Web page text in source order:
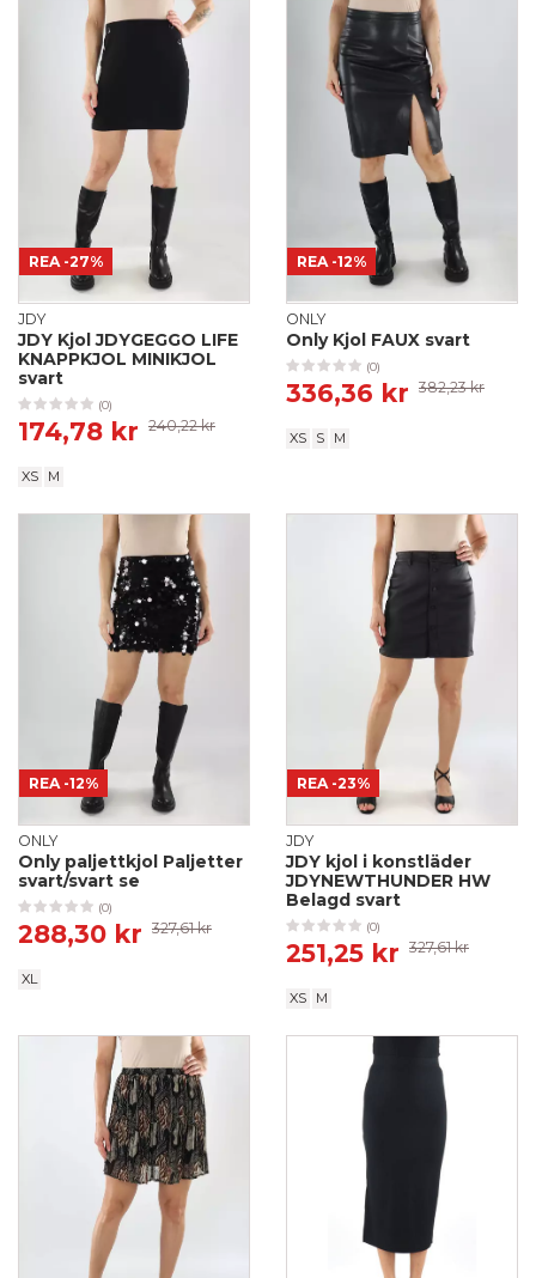
REA -27%
JDY
JDY Kjol JDYGEGGO LIFE
KNAPPKJOL MINIKJOL
svart
(0)
174,78 kr 240,22 kr
XS M
REA -12%
ONLY
Only Kjol FAUX svart
(0)
336,36 kr 382,23 kr
XS S M
REA -12%
ONLY
Only paljettkjol Paljetter
svart/svart se
(0)
288,30 kr 327,61 kr
XL
REA -23%
JDY
JDY kjol i konstläder
JDYNEWTHUNDER HW
Belagd svart
(0)
251,25 kr 327,61 kr
XS M